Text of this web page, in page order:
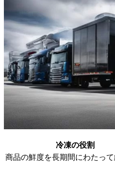
冷凍の役割
商品の鮮度を長期間にわたっ